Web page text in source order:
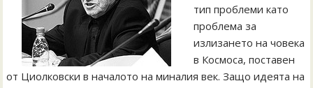
тип проблеми като
проблема за
излизането на човека
в Космоса, поставен
от Циолковски в началото на миналия век. Защо идеята на